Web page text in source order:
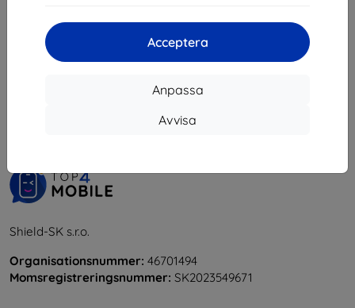
Acceptera
Anpassa
Avvisa
Shield-SK s.r.o.
Organisationsnummer: 46701494
Momsregistreringsnummer: SK2023549671